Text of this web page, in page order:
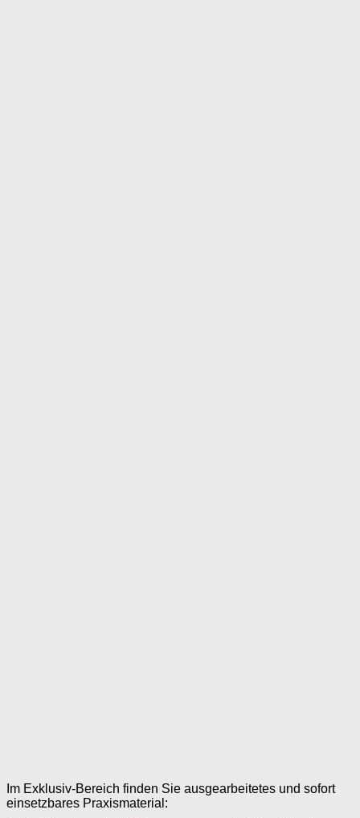
Im Exklusiv-Bereich finden Sie ausgearbeitetes und sofort
einsetzbares Praxismaterial: